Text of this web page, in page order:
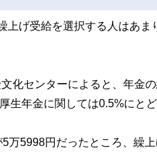
げ受給を選択する人はあ
化センターによると、年金
生年金に関しては0.5%にとど
万5998円だったところ、繰